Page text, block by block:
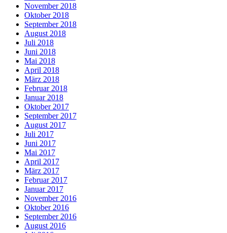
November 2018
Oktober 2018
September 2018
August 2018
Juli 2018
Juni 2018
Mai 2018
April 2018
März 2018
Februar 2018
Januar 2018
Oktober 2017
September 2017
August 2017
Juli 2017
Juni 2017
Mai 2017
April 2017
März 2017
Februar 2017
Januar 2017
November 2016
Oktober 2016
September 2016
August 2016